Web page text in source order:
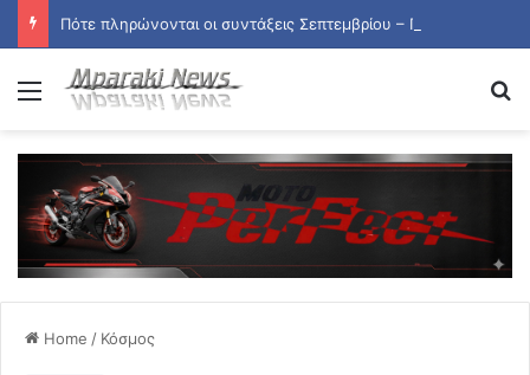
Menu
Home / Κόσμος